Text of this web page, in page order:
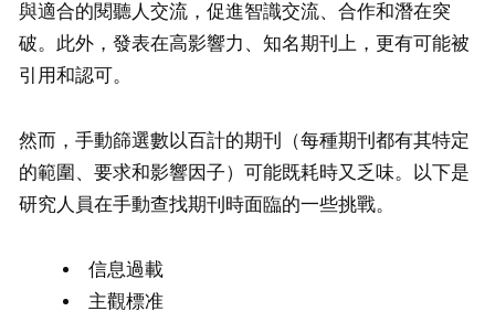
與適合的閱聽人交流，促進智識交流、合作和潛在突
破。此外，發表在高影響力、知名期刊上，更有可能被
引用和認可。
然而，手動篩選數以百計的期刊（每種期刊都有其特定
的範圍、要求和影響因子）可能既耗時又乏味。以下是
研究人員在手動查找期刊時面臨的一些挑戰。
信息過載
主觀標准